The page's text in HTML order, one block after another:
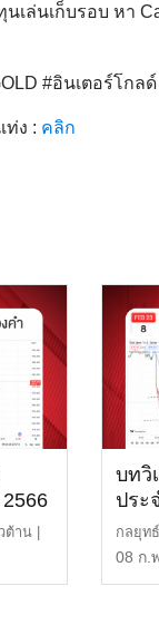
เล่นเก็บรอบ หา
#อินเตอร์โ
ง : คลิก
าน |
บทวิ
ประ
กลยุท
1,890
08 ก.